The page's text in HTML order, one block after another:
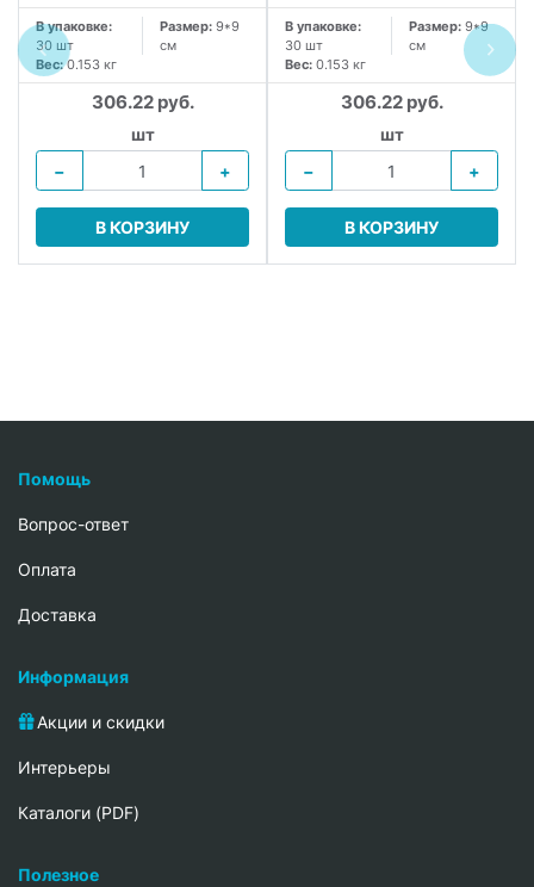
В упаковке:
30 шт
Размер: 9*9
см
Вес:0.153 кг
306.22 руб.
шт
−
+
В КОРЗИНУ
В упаковке:
30 шт
Размер: 9*9
см
Вес: 0.153 кг
306.22 руб.
шт
−
+
В КОРЗИНУ
Помощь
Вопрос-ответ
Oплата
Доставка
Информация
Акции и скидки
Интерьеры
Каталоги (PDF)
Полезное